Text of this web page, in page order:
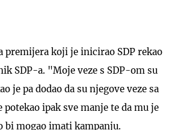
premijera koji je inicirao SDP rekao
SDP-a. "Moje veze s SDP-om su
je pa dodao da su njegove veze sa
ipak sve manje te da mu je
bi mogao imati kampanju.